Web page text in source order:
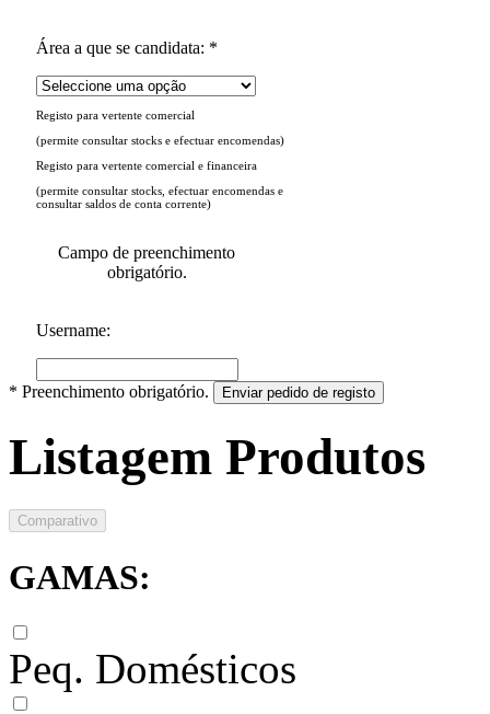
Área a que se candidata: *
Registo para vertente comercial
(permite consultar stocks e efectuar encomendas)
Registo para vertente comercial e financeira
(permite consultar stocks, efectuar encomendas e
consultar saldos de conta corrente)
Campo de preenchimento
obrigatório.
Username:
* Preenchimento obrigatório. Enviar pedido de registo
Listagem Produtos
Comparativo
GAMAS:
Peq. Domésticos